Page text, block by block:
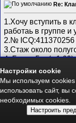
Re:
1.Хочу вступить в
работаь в группе и
2.№ ICQ:411370256
3.Стаж около
4. Герои 5-е (v.1.60)
5.хотел бы
прёт по-среднему),
Настройки cookie
Мы используем
использовать сайт, вы
необходимых cookies.
Настроить